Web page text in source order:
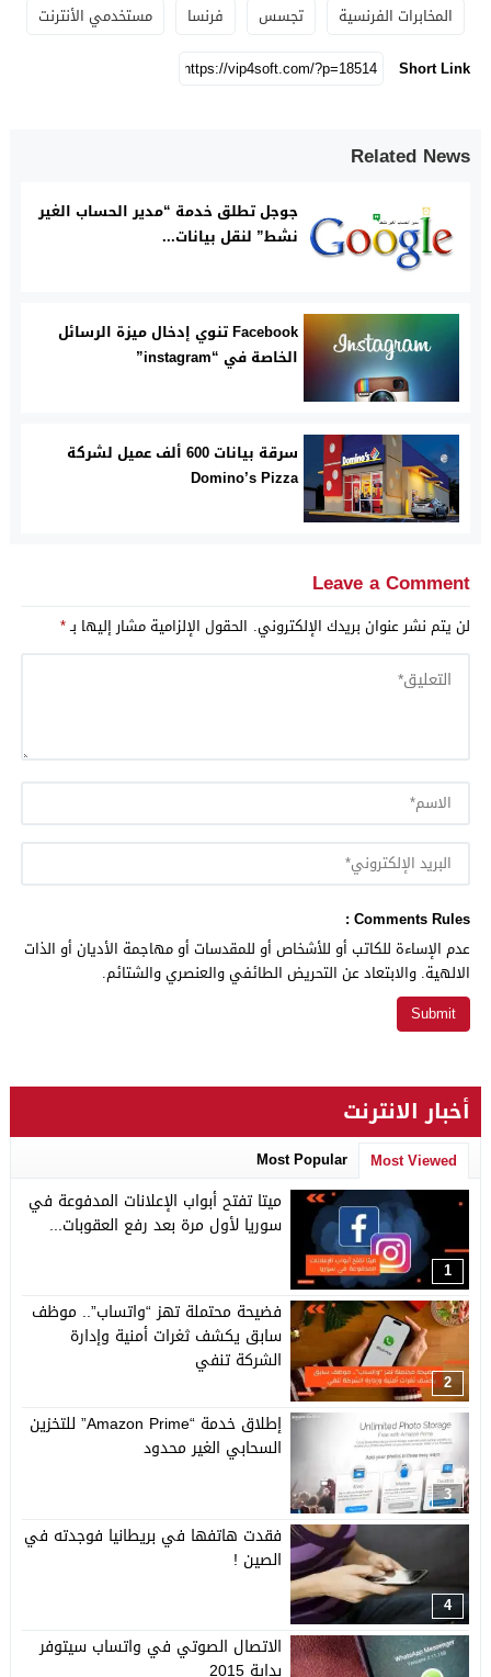
المخابرات الفرنسية
تجسس فرنسا
مستخدمي الأنترنت
Short Link
Related News
جوجل تطلق خدمة “مدير الحساب الغير
نشط” لنقل بيانات...
Facebook تنوي إدخال ميزة الرسائل
الخاصة في “instagram”
سرقة بيانات 600 ألف عميل لشركة
Domino’s Pizza
Leave a Comment
لن يتم نشر عنوان بريدك الإلكتروني. الحقول الإلزامية مشار إليها بـ*
Comments Rules :
عدم الإساءة للكاتب أو للأشخاص أو للمقدسات أو مهاجمة الأديان أو الذات
الالهية. والابتعاد عن التحريض الطائفي والعنصري والشتائم.
أخبار الانترنت
Most Viewed
Most Popular
1
ميتا تفتح أبواب الإعلانات المدفوعة في
سوريا لأول مرة بعد رفع العقوبات...
2
فضيحة محتملة تهز “واتساب”.. موظف
سابق يكشف ثغرات أمنية وإدارة
الشركة تنفي
3
إطلاق خدمة “Amazon Prime” للتخزين
السحابي الغير محدود
4
فقدت هاتفها في بريطانيا فوجدته في
الصين !
الاتصال الصوتي في واتساب سيتوفر
بداية 2015